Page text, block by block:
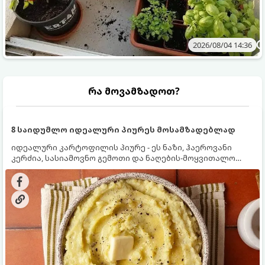
2026/08/04 14:36
რა მოვამზადოთ?
8 საიდუმლო იდეალური პიურეს მოსამზადებლად
იდეალური კარტოფილის პიურე - ეს ნაზი, ჰაეროვანი
კერძია, სასიამოვნო გემოთი და ნაღების-მოყვითალო
ფერით. მისი მომზადება ძალიან მარტივია, მაგრამ
არსებობს რამდენიმე საიდუმლო, რომლებიც უნდა
იცოდეთ, რომ პიურე იდეალურად გემრიელი გამოვიდეს.